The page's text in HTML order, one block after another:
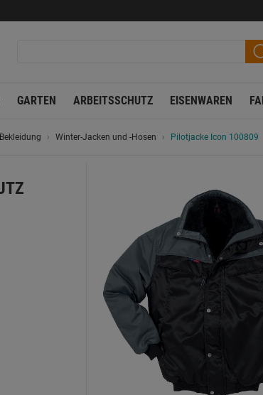
GARTEN ARBEITSSCHUTZ EISENWAREN
Bekleidung Winter-Jacken und -Hosen Pilotjacke Icon 100809